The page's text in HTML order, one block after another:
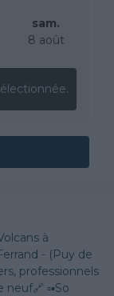
sam.
8 août
à
- (Puy de
professionnels
▫️▪️So